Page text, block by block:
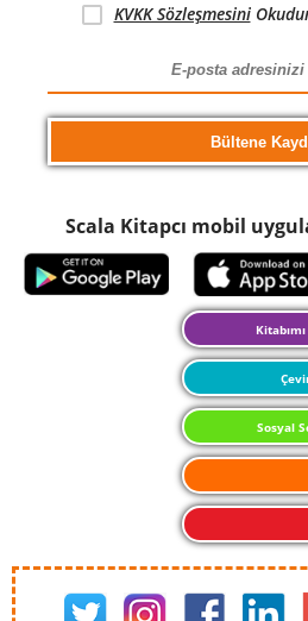
KVKK Sözleşmesini
Scala Kitapcı mobil
Sosyal